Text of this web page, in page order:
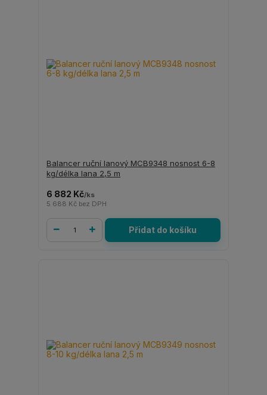
Balancer ruční lanový MCB9348 nosnost 6-8
kg/délka lana 2,5 m
6 882 Kč/ks
5 688 Kč bez DPH
Přidat do košíku